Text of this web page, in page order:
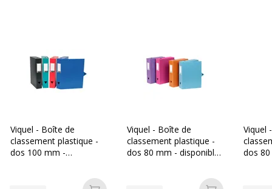
Viquel - Boîte de
classement plastique -
dos 100 mm -
Viquel - Boîte de
classement plastique -
dos 80 mm - disponible
Viquel
dos